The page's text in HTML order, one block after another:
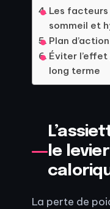
Les facteurs
sommeil et
Plan
Éviter
long terme
le
La perte de